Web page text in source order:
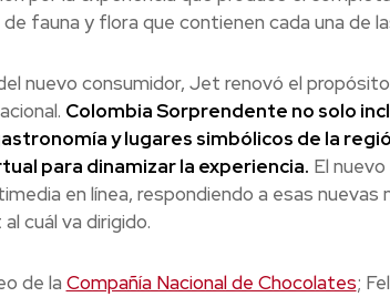
fauna y flora que contienen cada una de
nuevo consumidor, Jet renovó el
Colombia Sorprendente no solo
y lugares simbólicos de la
para dinamizar la experiencia. El
en línea, respondiendo a esas nuevas
cuál va dirigido.
de la Compañía Nacional de Chocolates;